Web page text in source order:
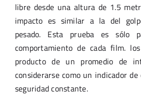
libre desde una altura de 1.5
impacto es similar a la del
pesado. Esta prueba es sólo
comportamiento de cada film.
producto de un promedio de
considerarse como un indicador
seguridad constante.